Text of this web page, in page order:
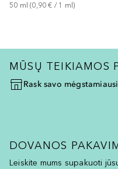
50 ml (0,90 € / 1 ml)
MŪSŲ TEIKIAMOS
Rask savo
DOVANOS
Leiskite mums supakuoti